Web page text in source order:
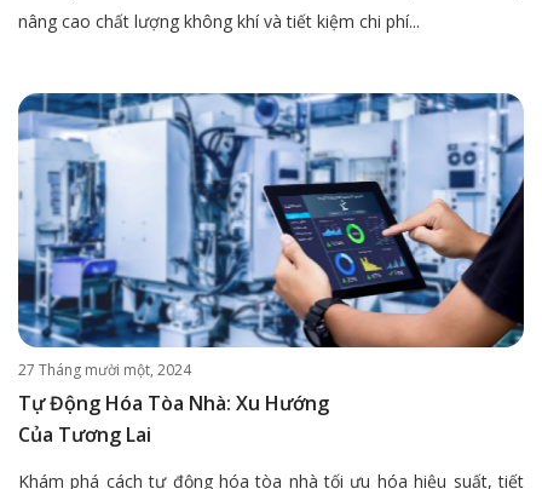
nâng cao chất lượng không khí và tiết kiệm chi phí...
27 Tháng mười một, 2024
Tự Động Hóa Tòa Nhà: Xu Hướng
Của Tương Lai
Khám phá cách tự động hóa tòa nhà tối ưu hóa hiệu suất, tiết